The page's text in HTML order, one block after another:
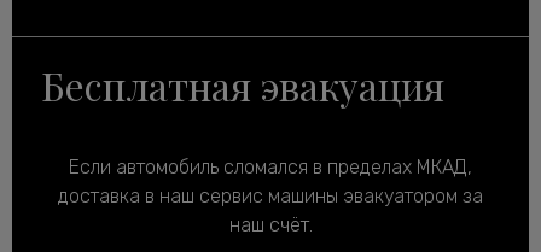
Бесплатная эвакуация
Если автомобиль сломался в пределах МКАД,
доставка в наш сервис машины эвакуатором за
наш счёт.